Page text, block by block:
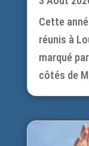
Cette
réunis à
marqué
côtés de